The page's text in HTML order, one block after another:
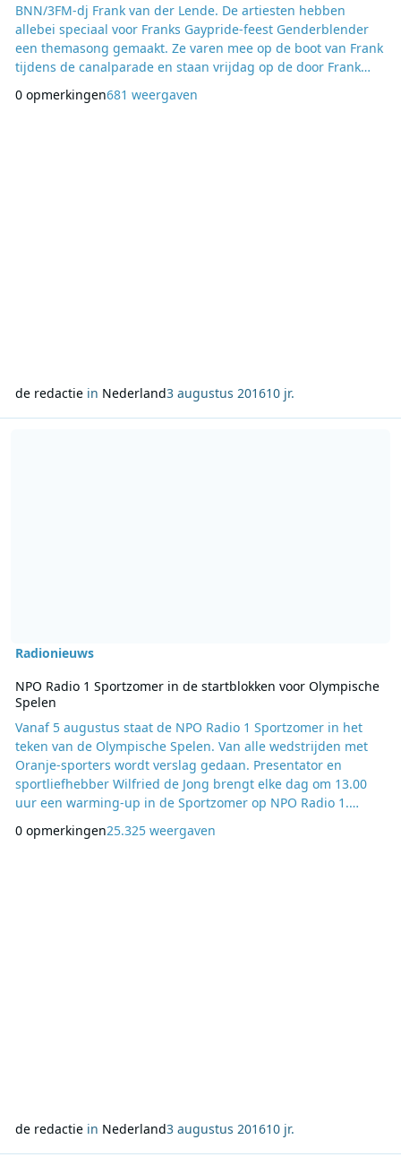
BNN/3FM-dj Frank van der Lende. De artiesten hebben
allebei speciaal voor Franks Gaypride-feest Genderblender
een themasong gemaakt. Ze varen mee op de boot van Frank
tijdens de canalparade en staan vrijdag op de door Frank
Jan lanceert zijn nummer vanmiddag om 17.45 uur in
0 opmerkingen681 weergaven
de redactiein Nederland3 augustus 201610 jr.
Radionieuws
NPO Radio 1 Sportzomer in de startblokken voor Olympische
Spelen
Vanaf 5 augustus staat de NPO Radio 1 Sportzomer in het
teken van de Olympische Spelen. Van alle wedstrijden met
Oranje-sporters wordt verslag gedaan. Presentator en
sportliefhebber Wilfried de Jong brengt elke dag om 13.00
uur een warming-up in de Sportzomer op NPO Radio 1.
Erben Wennemars en Gio Lippens vatten dagelijks de
belangrijkste sportgebeurtenissen van de dag samen. Elke
0 opmerkingen25.325 weergaven
de redactiein Nederland3 augustus 201610 jr.